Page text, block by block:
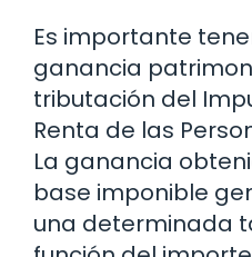
Es importante
ganancia
tributación del
Renta de las
La ganancia
base imponible
una determinada